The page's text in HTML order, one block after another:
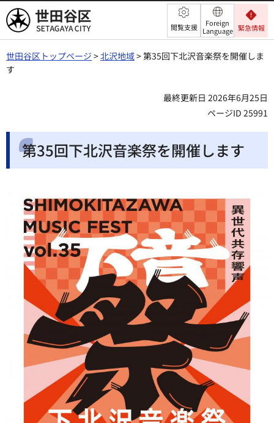
世田谷区 閲覧支援
Foreign
Language 緊急情報
世田谷区トップページ >北沢地域> 第35回下北沢音楽祭を開催しま
す
最終更新日 2026年6月25日
ページID 25991
第35回下北沢音楽祭を開催します